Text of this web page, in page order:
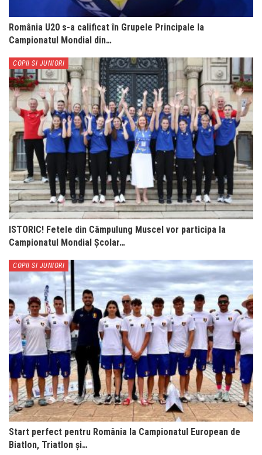
România U20 s-a calificat în Grupele Principale la
Campionatul Mondial din…
COPII SI JUNIORI
ISTORIC! Fetele din Câmpulung Muscel vor participa la
Campionatul Mondial Școlar…
COPII SI JUNIORI
Start perfect pentru România la Campionatul European de
Biatlon, Triatlon și…